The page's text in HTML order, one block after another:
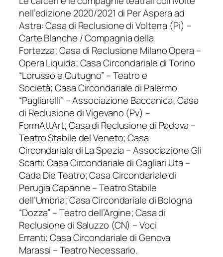
nell’edizione 2020/2021 di Per Aspera ad
Astra: Casa di Reclusione di Volterra (Pi) –
Carte Blanche / Compagnia della
Fortezza; Casa di Reclusione Milano Opera –
Opera Liquida; Casa Circondariale di Torino
“Lorusso e Cutugno” – Teatro e
Società; Casa Circondariale di Palermo
“Pagliarelli” – Associazione Baccanica; Casa
di Reclusione di Vigevano (Pv) –
FormAttArt; Casa di Reclusione di Padova –
Teatro Stabile del Veneto; Casa
Circondariale di La Spezia – Associazione Gli
Scarti; Casa Circondariale di Cagliari Uta –
Cada Die Teatro; Casa Circondariale di
Perugia Capanne – Teatro Stabile
dell’Umbria; Casa Circondariale di Bologna
“Dozza” – Teatro dell’Argine; Casa di
Reclusione di Saluzzo (CN) – Voci
Erranti; Casa Circondariale di Genova
Marassi – Teatro Necessario.